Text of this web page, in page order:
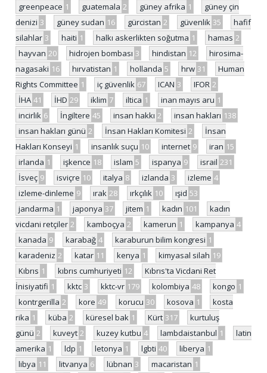
greenpeace 1 guatemala 2 güney afrika 1
güney çin
denizi 3 güney sudan 16 gürcistan 2 güvenlik 35
hafif
silahlar 3 haiti 1 halkı askerlikten soğutma 1 hamas 2
hayvan 20 hidrojen bombası 3 hindistan 12
hirosima-
nagasaki 16 hırvatistan 1 hollanda 5 hrw 31
Human
Rights Committee 1 iç güvenlik 67 ICAN 3 IFOR 2
İHA 41 İHD 29 iklim 7 iltica 1 inan mayıs aru 1
incirlik 6 İngiltere 45 insan hakkı 2 insan hakları 138
insan hakları günü 2 İnsan Hakları Komitesi 2
İnsan
Hakları Konseyi 1 insanlık suçu 10 internet 9 iran 15
irlanda 1 işkence 18 islam 5 ispanya 9 israil 231
İsveç 9 isviçre 10 italya 8 izlanda 3 izleme 4
izleme-dinleme 9 ırak 28 ırkçılık 10 ışid 53
jandarma 1 japonya 37 jitem 1 kadın 101
kadın
vicdani retçiler 2 kamboçya 2 kamerun 1 kampanya 4
kanada 9 karabağ 4 karaburun bilim kongresi 1
karadeniz 2 katar 11 kenya 1 kimyasal silah 19
Kıbrıs 1 kıbrıs cumhuriyeti 12
Kıbrıs'ta Vicdani Ret
İnisiyatifi 1 kktc 3 kktc-vr 179 kolombiya 48 kongo 1
kontrgerilla 2 kore 49 korucu 30 kosova 1
kosta
rika 1 küba 2 küresel bak 1 Kürt 317
kurtuluş
günü 2 kuveyt 2 kuzey kutbu 4 lambdaistanbul 1
latin
amerika 1 ldp 1 letonya 1 lgbti 40 liberya 1
libya 11 litvanya 6 lübnan 3 macaristan 1